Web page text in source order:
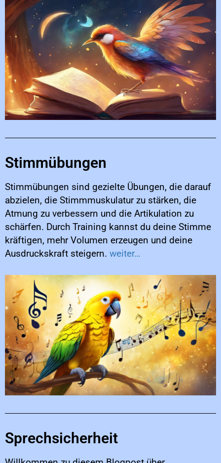
Stimmübungen
Stimmübungen sind gezielte Übungen, die darauf
abzielen, die Stimmmuskulatur zu stärken, die
Atmung zu verbessern und die Artikulation zu
schärfen. Durch Training kannst du deine Stimme
kräftigen, mehr Volumen erzeugen und deine
Ausdruckskraft steigern. weiter…
Sprechsicherheit